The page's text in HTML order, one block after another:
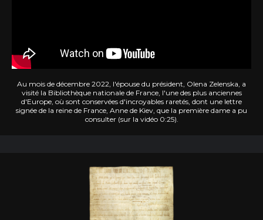
Au mois de décembre 2022, l'épouse du président, Olena Zelenska, a
visité la Bibliothèque nationale de France, l'une des plus anciennes
d'Europe, où sont conservées d'incroyables raretés, dont une lettre
signée de la reine de France, Anne de Kiev, que la première dame a pu
consulter (sur la vidéo 0:25).